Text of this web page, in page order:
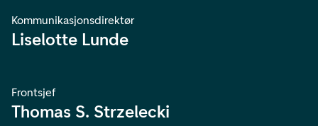
Kommunikasjonsdirektør
Liselotte Lunde
Frontsjef
Thomas S. Strzelecki